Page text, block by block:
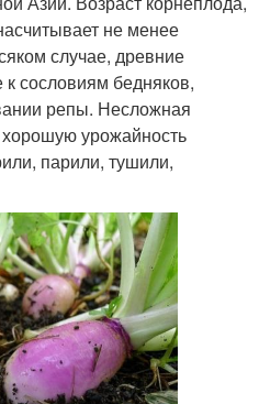
не менее
случае, древние
сословиям бедняков,
репы. Несложная
хорошую урожайность
парили, тушили,